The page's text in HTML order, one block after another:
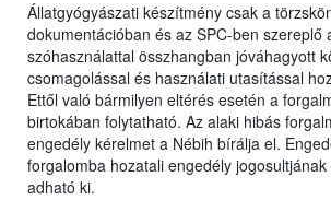
Állatgyógyászati készítmény csak a
dokumentációban és az SPC-ben szereplő
szóhasználattal összhangban jóváhagyott
csomagolással és használati utasítással
Ettől való bármilyen eltérés esetén a
birtokában folytatható. Az alaki hibás
engedély kérelmet a Nébih bírálja el.
forgalomba hozatali engedély
adható ki.